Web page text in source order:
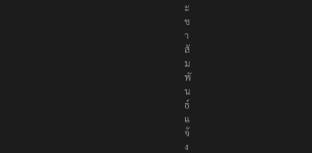
ะ
ช
า
สั
ม
พั
น
ธ์
แ
จ้
ง